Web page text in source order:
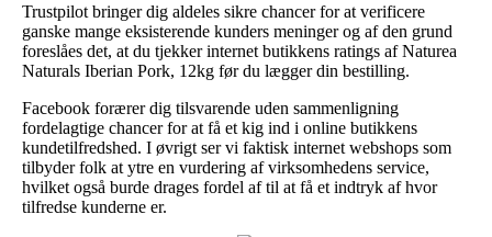
Trustpilot bringer dig aldeles sikre chancer for at verificere
ganske mange eksisterende kunders meninger og af den grund
foreslåes det, at du tjekker internet butikkens ratings af Naturea
Naturals Iberian Pork, 12kg før du lægger din bestilling.
Facebook forærer dig tilsvarende uden sammenligning
fordelagtige chancer for at få et kig ind i online butikkens
kundetilfredshed. I øvrigt ser vi faktisk internet webshops som
tilbyder folk at ytre en vurdering af virksomhedens service,
hvilket også burde drages fordel af til at få et indtryk af hvor
tilfredse kunderne er.